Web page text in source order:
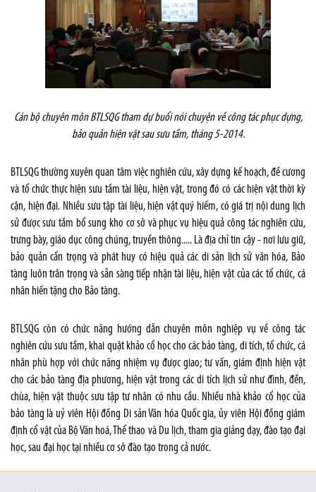
Cán bộ chuyên môn BTLSQGtham dựbuổi nói chuyện về công tác phục dựng,
bảo quản hiện vật sau sưu tầm, tháng 5-2014.
BTLSQG thường xuyên quan tâm việc nghiên cứu, xây dựng kế hoạch, đề cương
và tổ chức thực hiện sưu tầm tài liệu, hiện vật, trong đó có các hiện vật thời kỳ
cận, hiện đại. Nhiều sưu tập tài liệu, hiện vật quý hiếm, có giá trị nội dung lịch
sử được sưu tầm bổ sung kho cơ sở và phục vụ hiệu quả công tác nghiên cứu,
trưng bày, giáo dục công chúng, truyền thông..... Là địa chỉ tin cậy - nơi lưu giữ,
bảo quản cẩn trọng và phát huy có hiệu quả các di sản lịch sử văn hóa, Bảo
tàng luôn trân trọng và sẵn sàng tiếp nhận tài liệu, hiện vật của các tổ chức, cá
nhân hiến tặng cho Bảo tàng.
BTLSQG còn có chức năng hướng dẫn chuyên môn nghiệp vụ về công tác
nghiên cứu sưu tầm, khai quật khảo cổ học cho các bảo tàng, di tích, tổ chức, cá
nhân phù hợp với chức năng nhiệm vụ được giao; tư vấn, giám định hiện vật
cho các bảo tàng địa phương, hiện vật trong các di tích lịch sử như đình, đền,
chùa, hiện vật thuộc sưu tập tư nhân có nhu cầu. Nhiều nhà khảo cổ học của
bảo tàng là uỷ viên Hội đồng Di sản Văn hóa Quốc gia, ủy viên Hội đồng giám
định cổ vật của Bộ Văn hoá, Thể thao và Du lịch, tham gia giảng dạy, đào tạo đại
học, sau đại học tại nhiều cơ sở đào tạo trong cả nước.